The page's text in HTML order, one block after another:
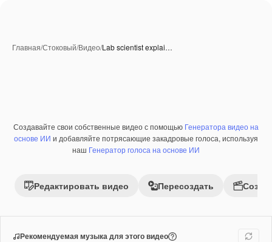
Главная/Стоковый/Видео/Lab scientist explai…
Премиум
Создавайте свои собственные видео с помощью Генератора видео на
основе ИИ и добавляйте потрясающие закадровые голоса, используя
наш Генератор голоса на основе ИИ
Редактировать видео Пересоздать
Рекомендуемая музыка для этого видео